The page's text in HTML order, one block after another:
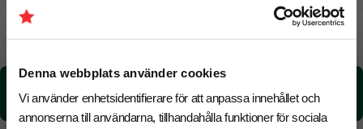
Denna webbplats använder cookies
Vi använder enhetsidentifierare för att anpassa innehållet och
annonserna till användarna, tillhandahålla funktioner för sociala
8 arbetsdagar
Snabbare leverans? Kontakta oss.
0.07 kg CO₂e / per styck